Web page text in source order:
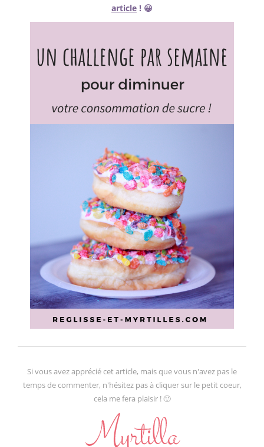
article ! 😀
Si vous avez apprécié cet article, mais que vous n'avez pas le
temps de commenter, n'hésitez pas à cliquer sur le petit coeur,
cela me fera plaisir ! 🙂